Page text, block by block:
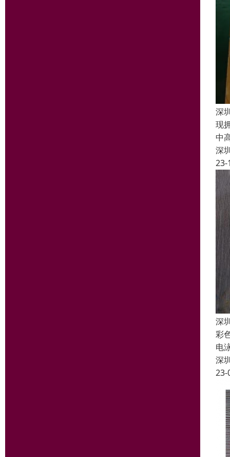
深
现
中
深
23-
深
彩
电
深
23-